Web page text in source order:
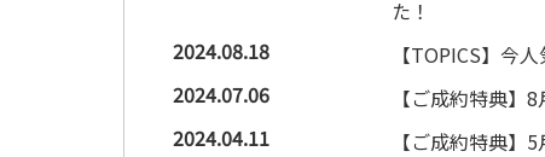
た！
2024.08.18
【TOPICS】今
2024.07.06
【ご成約特典
2024.04.11
【ご成約特典